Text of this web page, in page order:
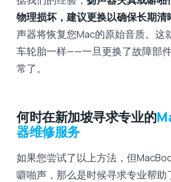
物理损坏，建议更换以确保长期清
声器将恢复您Mac的原始音质。这
车轮胎一样——一旦更换了故障部
常了。
何时在新加坡寻求专业的
器维修服务
如果您尝试了以上方法，但
噼啪声，那么是时候寻求专业帮助